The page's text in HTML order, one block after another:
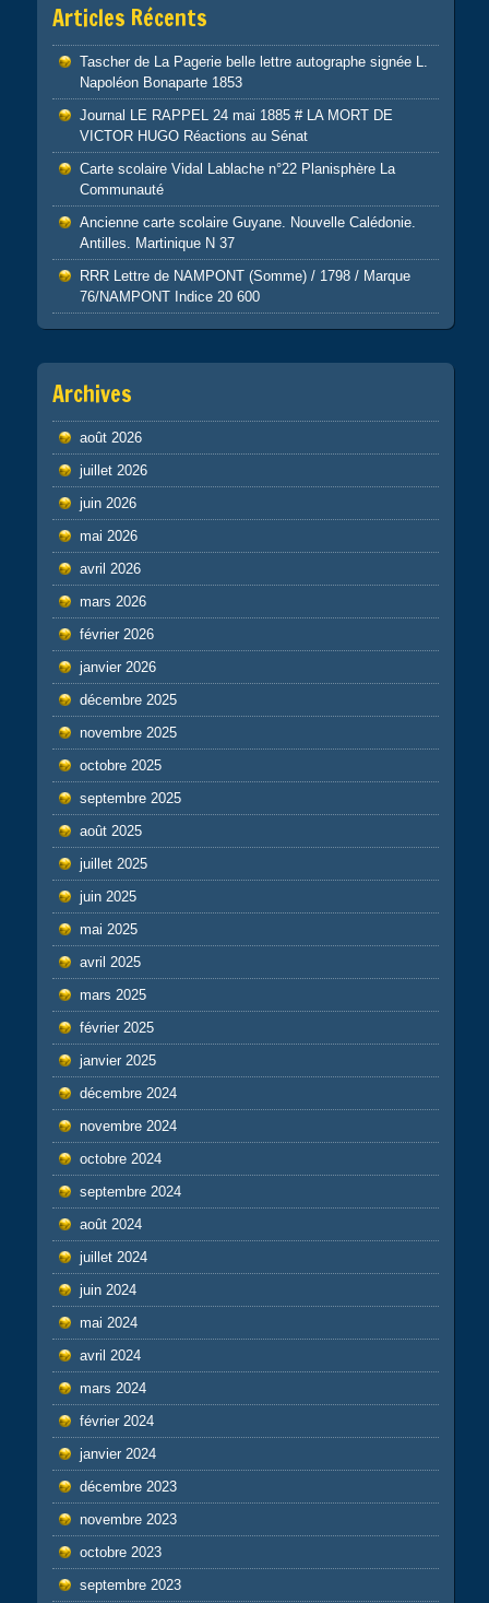
Articles Récents
Tascher de La Pagerie belle lettre autographe signée L.
Napoléon Bonaparte 1853
Journal LE RAPPEL 24 mai 1885 # LA MORT DE
VICTOR HUGO Réactions au Sénat
Carte scolaire Vidal Lablache n°22 Planisphère La
Communauté
Ancienne carte scolaire Guyane. Nouvelle Calédonie.
Antilles. Martinique N 37
RRR Lettre de NAMPONT (Somme) / 1798 / Marque
76/NAMPONT Indice 20 600
Archives
août 2026
juillet 2026
juin 2026
mai 2026
avril 2026
mars 2026
février 2026
janvier 2026
décembre 2025
novembre 2025
octobre 2025
septembre 2025
août 2025
juillet 2025
juin 2025
mai 2025
avril 2025
mars 2025
février 2025
janvier 2025
décembre 2024
novembre 2024
octobre 2024
septembre 2024
août 2024
juillet 2024
juin 2024
mai 2024
avril 2024
mars 2024
février 2024
janvier 2024
décembre 2023
novembre 2023
octobre 2023
septembre 2023